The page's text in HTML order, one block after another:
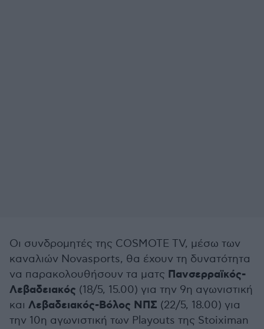
Οι συνδρομητές της COSMOTE TV, μέσω των
καναλιών Novasports, θα έχουν τη δυνατότητα
να παρακολουθήσουν τα ματς Πανσερραϊκός-
Λεβαδειακός (18/5, 15.00) για την 9η αγωνιστική
και Λεβαδειακός-Βόλος ΝΠΣ (22/5, 18.00) για
την 10η αγωνιστική των Playouts της Stoiximan